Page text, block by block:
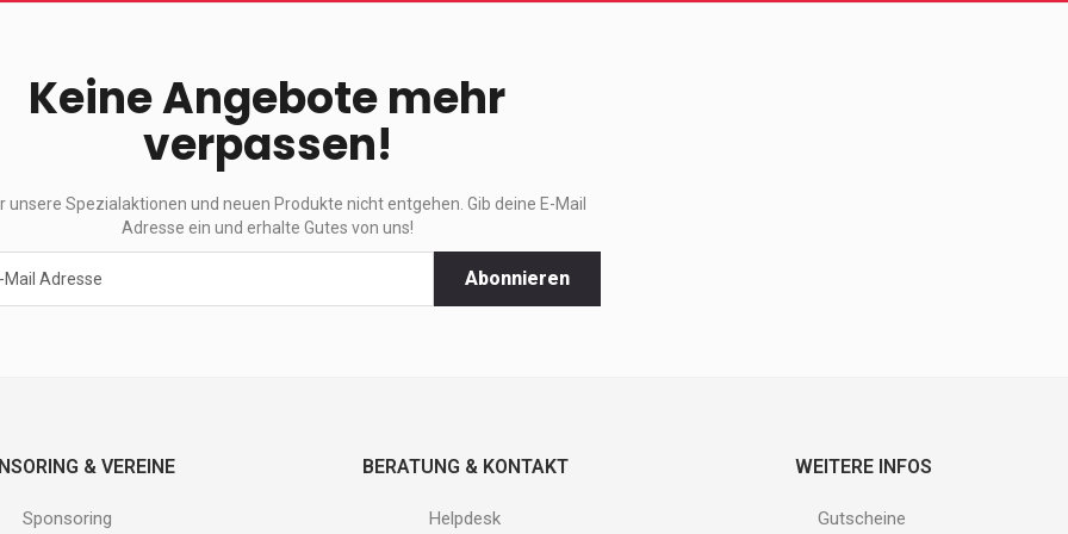
Keine Angebote mehr
verpassen!
unsere Spezialaktionen und neuen Produkte nicht entgehen. Gib deine E-Mail
Adresse ein und erhalte Gutes von uns!
Abonnieren
& VEREINE
Sponsoring
BERATUNG & KONTAKT
Helpdesk
WEITERE INFOS
Gutscheine